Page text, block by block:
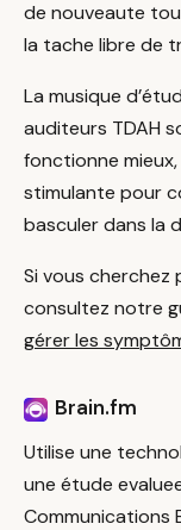
de nouveaute
la tache libre de
La musique
auditeurs TDAH
fonctionne
stimulante pour
basculer dans la
Si vous cherchez
consultez notre
gérer les
Brain.fm
Utilise une
une étude
Communications